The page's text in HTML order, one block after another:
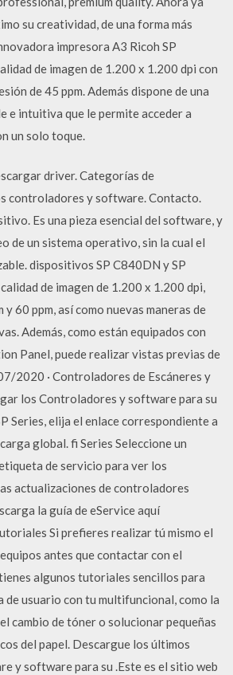
su creatividad, de una forma más
impresora A3 Ricoh SP
de imagen de 1.200 x 1.200 dpi con
de 45 ppm. Además dispone de una
e intuitiva que le permite acceder a
un solo toque.
driver. Categorías de
controladores y software. Contacto.
Es una pieza esencial del software, y
de un sistema operativo, sin la cual el
dispositivos SP C840DN y SP
de imagen de 1.200 x 1.200 dpi,
y 60 ppm, así como nuevas maneras de
Además, como están equipados con
Panel, puede realizar vistas previas de
2020 · Controladores de Escáneres y
los Controladores y software para su
Series, elija el enlace correspondiente a
global. fi Series Seleccione un
de servicio para ver los
actualizaciones de controladores
la guía de eService aquí
Si prefieres realizar tú mismo el
antes que contactar con el
algunos tutoriales sencillos para
de usuario con tu multifuncional, como la
cambio de tóner o solucionar pequeñas
del papel. Descargue los últimos
y software para su .Este es el sitio web